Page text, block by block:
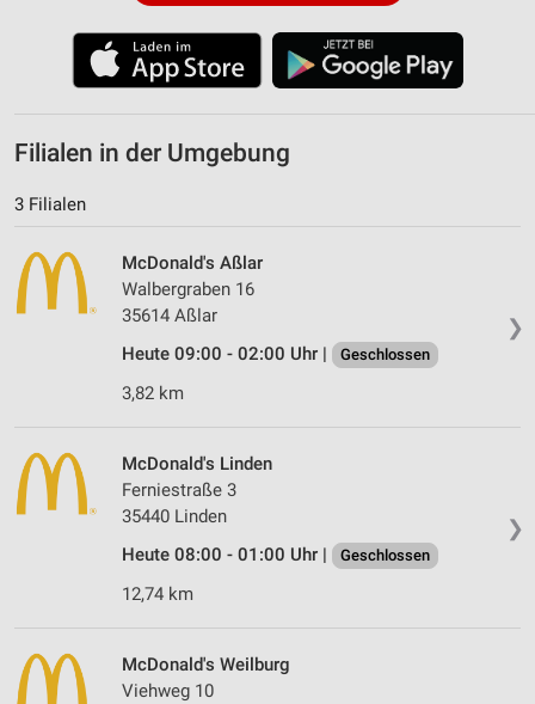
Filialen in der Umgebung
3 Filialen
❯
McDonald's Aßlar
Walbergraben 16
35614 Aßlar
Heute 09:00 - 02:00 Uhr |
Geschlossen
3,82 km
❯
McDonald's Linden
Ferniestraße 3
35440 Linden
Heute 08:00 - 01:00 Uhr |
Geschlossen
12,74 km
McDonald's Weilburg
Viehweg 10